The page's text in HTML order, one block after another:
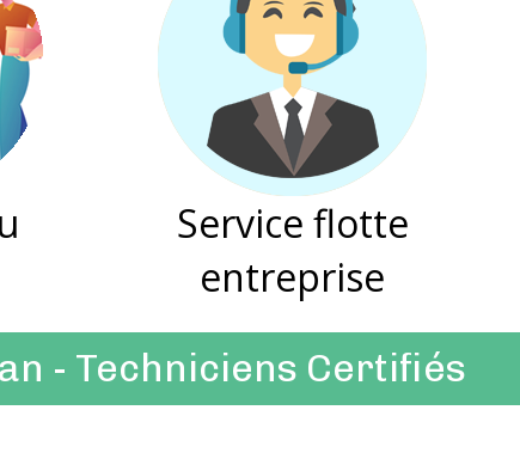
Service flotte
entreprise
- Techniciens Certifiés